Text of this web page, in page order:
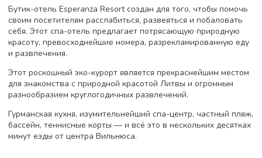
Бутик-отель Esperanza Resort создан для того, чтобы помочь
своим посетителям расслабиться, развеяться и побаловать
себя. Этот спа-отель предлагает потрясающую природную
красоту, превосходнейшие номера, разрекламированную еду
и развлечения.
Этот роскошный эко-курорт является прекраснейшим местом
для знакомства с природной красотой Литвы и огромным
разнообразием круглогодичных развлечений.
Гурманская кухня, изумительнейший спа-центр, частный пляж,
бассейн, теннисные корты — и всё это в нескольких десятках
минут езды от центра Вильнюса.